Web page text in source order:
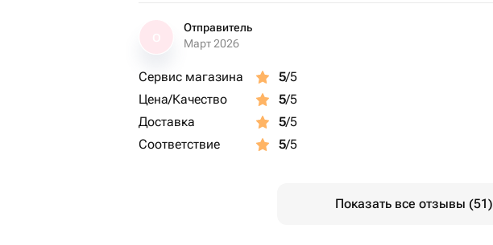
Отправитель
Март 2026
Сервис магазина 5/5
Цена/Качество
5/5
Доставка
5/5
Соответствие
5/5
Показать все отзывы (51)